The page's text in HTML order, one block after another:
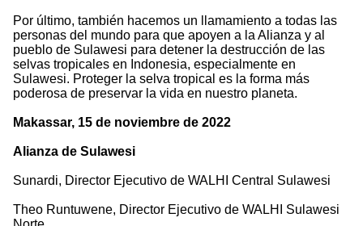
Por último, también hacemos un llamamiento a todas las
personas del mundo para que apoyen a la Alianza y al
pueblo de Sulawesi para detener la destrucción de las
selvas tropicales en Indonesia, especialmente en
Sulawesi. Proteger la selva tropical es la forma más
poderosa de preservar la vida en nuestro planeta.
Makassar, 15 de noviembre de 2022
Alianza de Sulawesi
Sunardi, Director Ejecutivo de WALHI Central Sulawesi
Theo Runtuwene, Director Ejecutivo de WALHI Sulawesi